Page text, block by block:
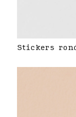
Stickers